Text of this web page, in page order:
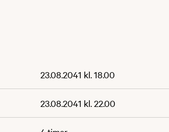
23.08.2041 kl. 18.00
23.08.2041 kl. 22.00